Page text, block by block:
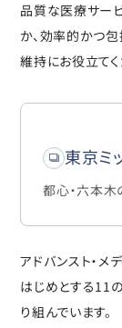
品質な医療サー
か、効率的かつ
維持にお役立てく
東京ミ
都心・六本木
アドバンスト・メ
はじめとする11
り組んでいます。